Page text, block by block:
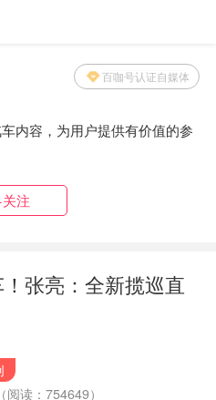
百咖号认证自媒体
内容，为用户提供有价值的参
注
张亮：全新揽巡直
读：754649）